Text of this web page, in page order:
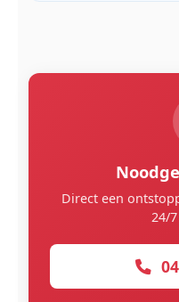
Direct een
24/